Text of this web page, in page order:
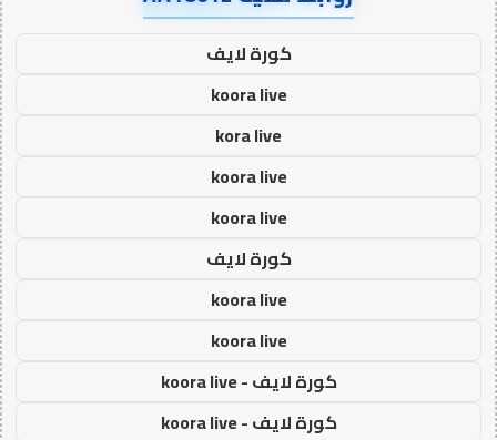
كورة لايف
koora live
kora live
koora live
koora live
كورة لايف
koora live
koora live
كورة لايف - koora live
كورة لايف - koora live